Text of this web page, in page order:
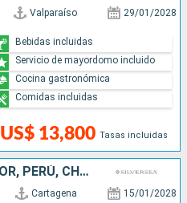
Valparaíso 29/01/2028
US$ 13,800 Tasas incluidas
Bebidas incluidas
Servicio de mayordomo incluido
Cocina gastronómica
Comidas incluidas
ESPAÑA, PANAMÁ, ECUADOR, PERÚ, CHILE
Cartagena 15/01/2028